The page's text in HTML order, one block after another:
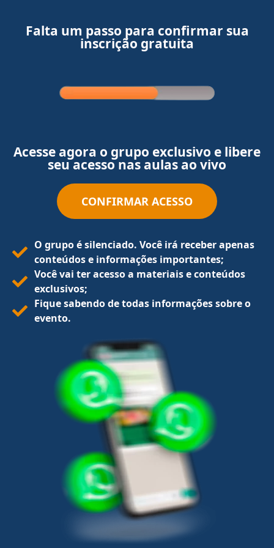
Falta um passo para confirmar sua
inscrição gratuita
Acesse agora o grupo exclusivo e libere
seu acesso nas aulas ao vivo
CONFIRMAR ACESSO
O grupo é silenciado. Você irá receber apenas
conteúdos e informações importantes;
Você vai ter acesso a materiais e conteúdos
exclusivos;
Fique sabendo de todas informações sobre o
evento.